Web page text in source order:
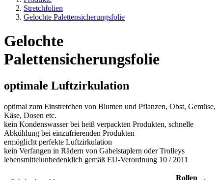
Stretchfolien
Gelochte Palettensicherungsfolie
Gelochte
Palettensicherungsfolie
optimale Luftzirkulation
optimal zum Einstretchen von Blumen und Pflanzen, Obst, Gemüse,
Käse, Dosen etc.
kein Kondenswasser bei heiß verpackten Produkten, schnelle
Abkühlung bei einzufrierenden Produkten
ermöglicht perfekte Luftzirkulation
kein Verfangen in Rädern von Gabelstaplern oder Trolleys
lebensmittelunbedenklich gemäß EU-Verordnung 10 / 2011
Rollen